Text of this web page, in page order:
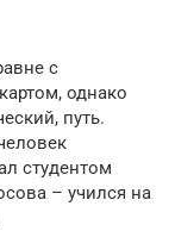
с
однако
путь.
студентом
– учился на